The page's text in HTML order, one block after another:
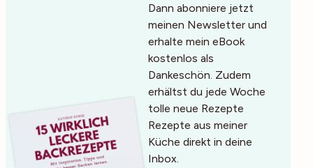
Dann abonniere jetzt
meinen Newsletter und
erhalte mein eBook
kostenlos als
Dankeschön. Zudem
erhältst du jede Woche
tolle neue Rezepte
Rezepte aus meiner
Küche direkt in deine
Inbox.